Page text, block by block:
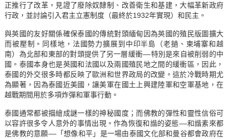
正推行了改革，見證了廢除奴隸制、改善衛生和基建，大幅革新政府
行政，並討論引入君主立憲制度（最終於1932年實現）和民主。
與英國的友好關係確保泰國的傳統對頭緬甸因為英國的殖民版圖擴大
而被壓制。同樣地，法國勢力擴展到中印半島（老撾、柬埔寨和越
南）為北部和東部的對頭提供了另一層緩衝––特別是來自被削弱的中
國。泰國本身也是英國和法國以及兩國殖民地之間的緩衝區，因此，
泰國的外交很多時都反映了歐洲和世界政局的改變。這於冷戰時期尤
為顯著，因為泰國近美國，讓美軍在國土上興建陸軍和空軍基地，在
越戰期間用於多項炸彈和軍事行動。
泰國通常都被描繪成謎一樣的神秘國度；而佛教的彈性和靈性信俗可
以容許很多令人意外的事情出現。作為恢復和諧的姿態––和諧素來都
是佛教的意願––「想像和平」是一場由泰國文化部和曼谷都會政府在